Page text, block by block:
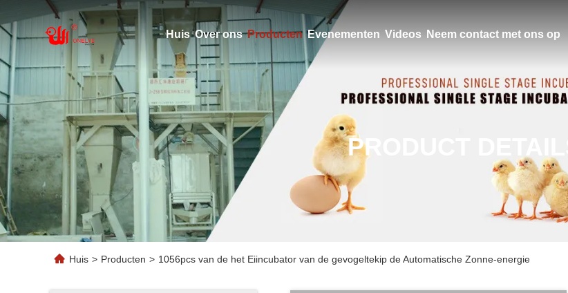
Huis Over ons Producten Evenementen Videos Neem contact met ons op
PRODUCT DETAILS
Huis > Producten > 1056pcs van de het Eiincubator van de gevogeltekip de Automatische Zonne-energie